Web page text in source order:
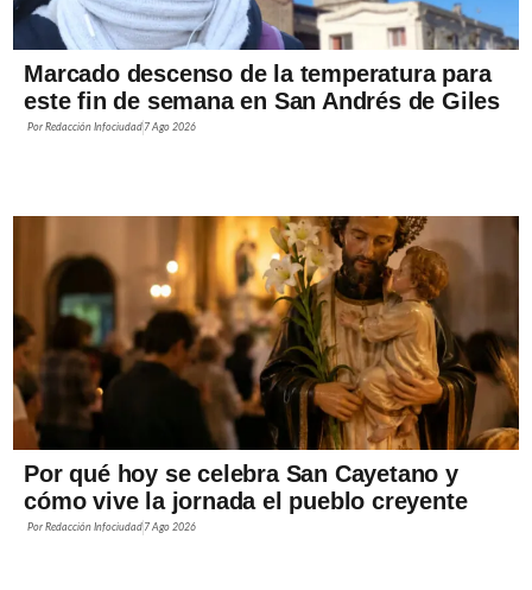
Marcado descenso de la temperatura para
este fin de semana en San Andrés de Giles
PorRedacción Infociudad 7 Ago 2026
Por qué hoy se celebra San Cayetano y
cómo vive la jornada el pueblo creyente
PorRedacción Infociudad 7 Ago 2026